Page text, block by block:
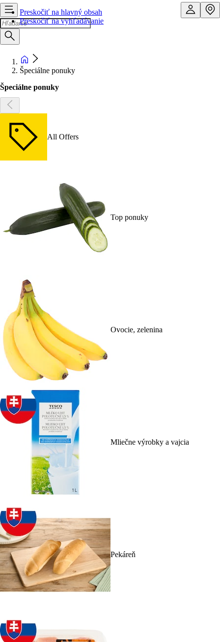
Preskočiť na hlavný obsah
Preskočiť na vyhľadávanie
Špeciálne ponuky
Špeciálne ponuky
All Offers
Top ponuky
Ovocie, zelenina
Mliečne výrobky a vajcia
Pekáreň